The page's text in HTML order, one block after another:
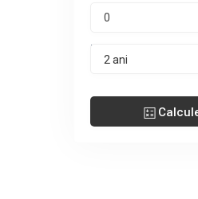
Perioada leasing
2 ani